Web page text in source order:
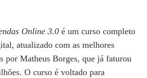
Online 3.0 é um curso completo
atualizado com as melhores
por Matheus Borges, que já faturou
O curso é voltado para